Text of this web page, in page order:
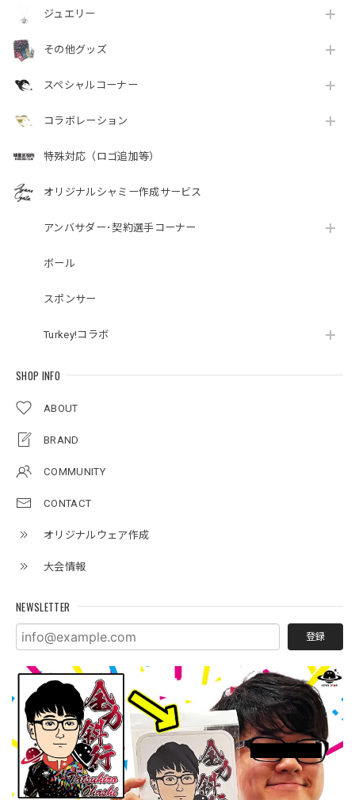
ジュエリー
その他グッズ
スペシャルコーナー
コラボレーション
特殊対応（ロゴ追加等）
オリジナルシャミー作成サービス
アンバサダー･契約選手コーナー
ボール
スポンサー
Turkey!コラボ
SHOP INFO
ABOUT
BRAND
COMMUNITY
CONTACT
オリジナルウェア作成
大会情報
NEWSLETTER
登録